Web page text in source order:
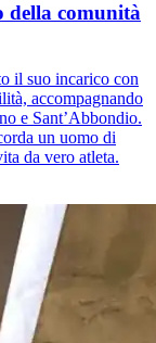
della comunità
il suo incarico con
accompagnando
e Sant’Abbondio.
un uomo di
da vero atleta.